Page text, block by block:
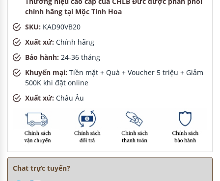
KHÁCH HÀNGĐÃ ĐẶT
Chị Lan-
ở Hải Dương đã đặt lò vi sóng cách đây 30 phút
Anh Hùng
ở Cần Thơ đã mua bếp điện từ cách đây 15
phút
Anh Tuấn-ở TP. Hồ Chí Minh đã mua bếp điện từ cách đây
8 giờ
Chị Tuyết
ở Đồng Nai đã mua chậu vòi rửa bát cách đây 8
giờ
Chị Hà-ở Đồng Nai đã mua máy sấy bát cách đây 15 phút
Chị Lan-ở Hải Dương đã đặt lò vi sóng cách đây 30 phút
Anh Hùng- ở Cần Thơ đã mua bếp điện từ cách đây 15
Anh Tuấn-ở TP. Hồ Chí Minh đã mua bếp điện từ cách đây
8 giờ